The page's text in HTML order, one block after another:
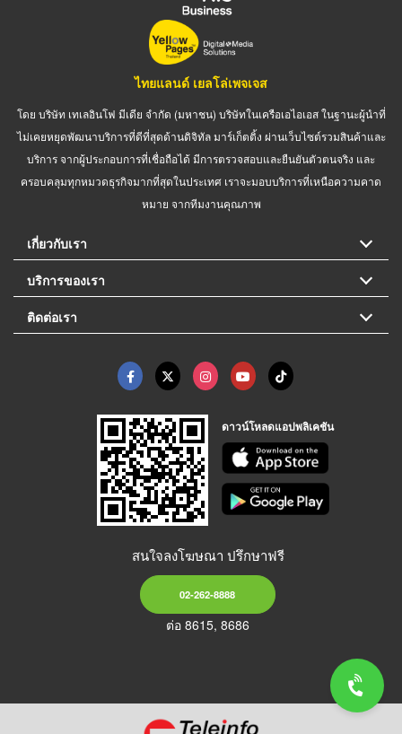
ไทยแลนด์ เยลโล่เพจเจส
โดย บริษัท เทเลอินโฟ มีเดีย จำกัด (มหาชน) บริษัทในเครือเอไอเอส ในฐานะผู้นำที่
ไม่เคยหยุดพัฒนาบริการที่ดีที่สุดด้านดิจิทัล มาร์เก็ตติ้ง ผ่านเว็บไซต์รวมสินค้าและ
บริการ จากผู้ประกอบการที่เชื่อถือได้ มีการตรวจสอบและยืนยันตัวตนจริง และ
ครอบคลุมทุกหมวดธุรกิจมากที่สุดในประเทศ เราจะมอบบริการที่เหนือความคาด
หมาย จากทีมงานคุณภาพ
เกี่ยวกับเรา
บริการของเรา
ติดต่อเรา
ดาวน์โหลดแอปพลิเคชัน
สนใจลงโฆษณา ปรึกษาฟรี
02-262-8888
ต่อ 8615, 8686